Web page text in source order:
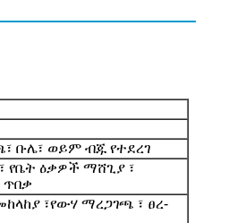
ቡሌ፣ ወይም ብጁ የተደረገ
ዕቃዎች ማሸጊያ ፣
ጥበቃ
፣የውሃ ማረጋገጫ ፣ ፀረ-